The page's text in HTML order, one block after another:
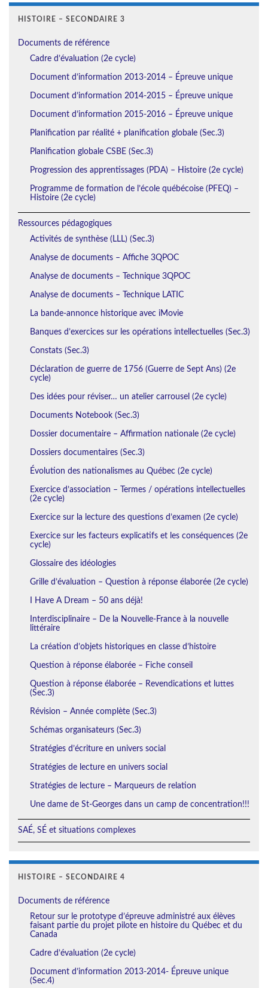
HISTOIRE – SECONDAIRE 3
Documents de référence
Cadre d’évaluation (2e cycle)
Document d’information 2013-2014 – Épreuve unique
Document d’information 2014-2015 – Épreuve unique
Document d’information 2015-2016 – Épreuve unique
Planification par réalité + planification globale (Sec.3)
Planification globale CSBE (Sec.3)
Progression des apprentissages (PDA) – Histoire (2e cycle)
Programme de formation de l’école québécoise (PFEQ) –
Histoire (2e cycle)
Ressources pédagogiques
Activités de synthèse (LLL) (Sec.3)
Analyse de documents – Affiche 3QPOC
Analyse de documents – Technique 3QPOC
Analyse de documents – Technique LATIC
La bande-annonce historique avec iMovie
Banques d’exercices sur les opérations intellectuelles (Sec.3)
Constats (Sec.3)
Déclaration de guerre de 1756 (Guerre de Sept Ans) (2e
cycle)
Des idées pour réviser… un atelier carrousel (2e cycle)
Documents Notebook (Sec.3)
Dossier documentaire – Affirmation nationale (2e cycle)
Dossiers documentaires (Sec.3)
Évolution des nationalismes au Québec (2e cycle)
Exercice d’association – Termes / opérations intellectuelles
(2e cycle)
Exercice sur la lecture des questions d’examen (2e cycle)
Exercice sur les facteurs explicatifs et les conséquences (2e
cycle)
Glossaire des idéologies
Grille d’évaluation – Question à réponse élaborée (2e cycle)
I Have A Dream – 50 ans déjà!
Interdisciplinaire – De la Nouvelle-France à la nouvelle
littéraire
La création d’objets historiques en classe d’histoire
Question à réponse élaborée – Fiche conseil
Question à réponse élaborée – Revendications et luttes
(Sec.3)
Révision – Année complète (Sec.3)
Schémas organisateurs (Sec.3)
Stratégies d’écriture en univers social
Stratégies de lecture en univers social
Stratégies de lecture – Marqueurs de relation
Une dame de St-Georges dans un camp de concentration!!!
SAÉ, SÉ et situations complexes
HISTOIRE – SECONDAIRE 4
Documents de référence
Retour sur le prototype d’épreuve administré aux élèves
faisant partie du projet pilote en histoire du Québec et du
Canada
Cadre d’évaluation (2e cycle)
Document d’information 2013-2014- Épreuve unique
(Sec.4)